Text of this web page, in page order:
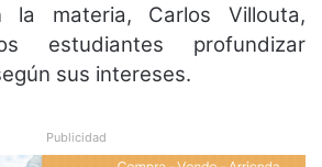
la materia, Carlos Villouta,
estudiantes profundizar
sus intereses.
Publicidad